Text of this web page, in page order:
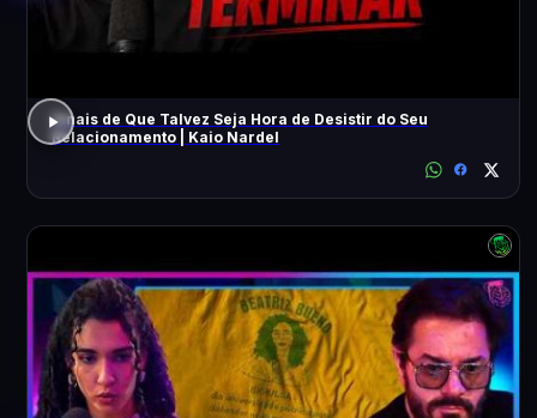
Sinais de Que Talvez Seja Hora de Desistir do Seu
Relacionamento | Kaio Nardel